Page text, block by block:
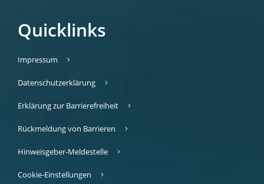
Quicklinks
Impressum
Datenschutzerklärung
Erklärung zur Barrierefreiheit
Rückmeldung von Barrieren
Hinweisgeber-Meldestelle
Cookie-Einstellungen